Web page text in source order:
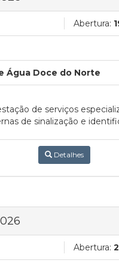
Abertura:
Água Doce do Norte
de serviços
de sinalização e
Detalhes
Abertura: